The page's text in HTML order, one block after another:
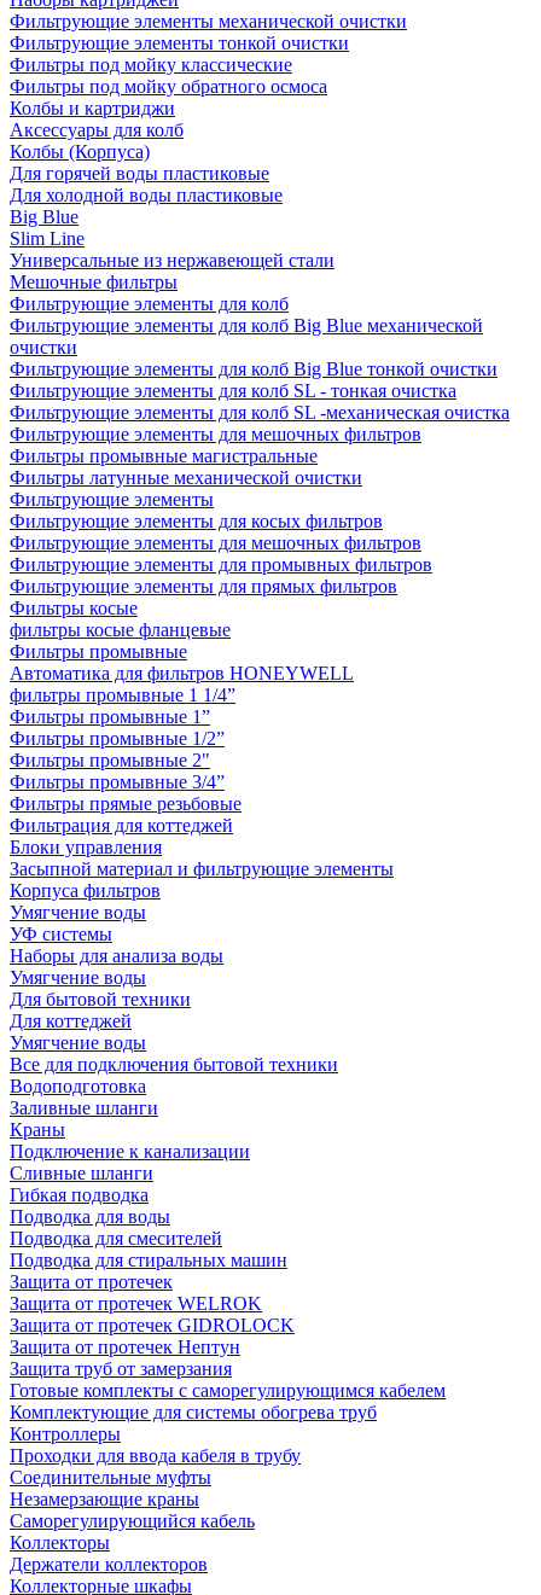
Фильтрующие элементы механической очистки
Фильтрующие элементы тонкой очистки
Фильтры под мойку классические
Фильтры под мойку обратного осмоса
Колбы и картриджи
Аксессуары для колб
Колбы (Корпуса)
Для горячей воды пластиковые
Для холодной воды пластиковые
Big Blue
Slim Line
Универсальные из нержавеющей стали
Мешочные фильтры
Фильтрующие элементы для колб
Фильтрующие элементы для колб Big Blue механической
очистки
Фильтрующие элементы для колб Big Blue тонкой очистки
Фильтрующие элементы для колб SL - тонкая очистка
Фильтрующие элементы для колб SL -механическая очистка
Фильтрующие элементы для мешочных фильтров
Фильтры промывные магистральные
Фильтры латунные механической очистки
Фильтрующие элементы
Фильтрующие элементы для косых фильтров
Фильтрующие элементы для мешочных фильтров
Фильтрующие элементы для промывных фильтров
Фильтрующие элементы для прямых фильтров
Фильтры косые
фильтры косые фланцевые
Фильтры промывные
Автоматика для фильтров HONEYWELL
фильтры промывные 1 1/4”
Фильтры промывные 1”
Фильтры промывные 1/2”
Фильтры промывные 2"
Фильтры промывные 3/4”
Фильтры прямые резьбовые
Фильтрация для коттеджей
Блоки управления
Засыпной материал и фильтрующие элементы
Корпуса фильтров
Умягчение воды
УФ системы
Наборы для анализа воды
Умягчение воды
Для бытовой техники
Для коттеджей
Умягчение воды
Все для подключения бытовой техники
Водоподготовка
Заливные шланги
Краны
Подключение к канализации
Сливные шланги
Гибкая подводка
Подводка для воды
Подводка для смесителей
Подводка для стиральных машин
Защита от протечек
Защита от протечек WELROK
Защита от протечек GIDROLOCK
Защита от протечек Нептун
Защита труб от замерзания
Готовые комплекты с саморегулирующимся кабелем
Комплектующие для системы обогрева труб
Контроллеры
Проходки для ввода кабеля в трубу
Соединительные муфты
Незамерзающие краны
Саморегулирующийся кабель
Коллекторы
Держатели коллекторов
Коллекторные шкафы